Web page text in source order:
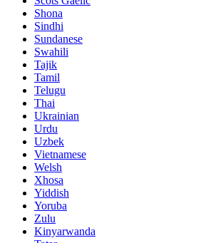
Shona
Sindhi
Sundanese
Swahili
Tajik
Tamil
Telugu
Thai
Ukrainian
Urdu
Uzbek
Vietnamese
Welsh
Xhosa
Yiddish
Yoruba
Zulu
Kinyarwanda